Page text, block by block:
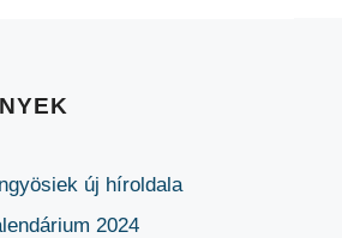
új híroldala
2024